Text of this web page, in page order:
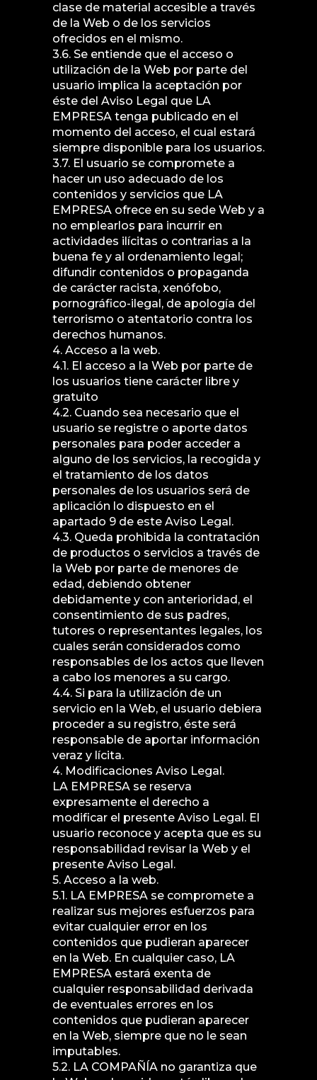
clase de material accesible a través
de la Web o de los servicios
ofrecidos en el mismo.
3.6. Se entiende que el acceso o
utilización de la Web por parte del
usuario implica la aceptación por
éste del Aviso Legal que LA
EMPRESA tenga publicado en el
momento del acceso, el cual estará
siempre disponible para los usuarios.
3.7. El usuario se compromete a
hacer un uso adecuado de los
contenidos y servicios que LA
EMPRESA ofrece en su sede Web y a
no emplearlos para incurrir en
actividades ilícitas o contrarias a la
buena fe y al ordenamiento legal;
difundir contenidos o propaganda
de carácter racista, xenófobo,
pornográfico-ilegal, de apología del
terrorismo o atentatorio contra los
derechos humanos.
4. Acceso a la web.
4.1. El acceso a la Web por parte de
los usuarios tiene carácter libre y
gratuito
4.2. Cuando sea necesario que el
usuario se registre o aporte datos
personales para poder acceder a
alguno de los servicios, la recogida y
el tratamiento de los datos
personales de los usuarios será de
aplicación lo dispuesto en el
apartado 9 de este Aviso Legal.
4.3. Queda prohibida la contratación
de productos o servicios a través de
la Web por parte de menores de
edad, debiendo obtener
debidamente y con anterioridad, el
consentimiento de sus padres,
tutores o representantes legales, los
cuales serán considerados como
responsables de los actos que lleven
a cabo los menores a su cargo.
4.4. Si para la utilización de un
servicio en la Web, el usuario debiera
proceder a su registro, éste será
responsable de aportar información
veraz y lícita.
4. Modificaciones Aviso Legal.
LA EMPRESA se reserva
expresamente el derecho a
modificar el presente Aviso Legal. El
usuario reconoce y acepta que es su
responsabilidad revisar la Web y el
presente Aviso Legal.
5. Acceso a la web.
5.1. LA EMPRESA se compromete a
realizar sus mejores esfuerzos para
evitar cualquier error en los
contenidos que pudieran aparecer
en la Web. En cualquier caso, LA
EMPRESA estará exenta de
cualquier responsabilidad derivada
de eventuales errores en los
contenidos que pudieran aparecer
en la Web, siempre que no le sean
imputables.
5.2. LA COMPAÑÍA no garantiza que